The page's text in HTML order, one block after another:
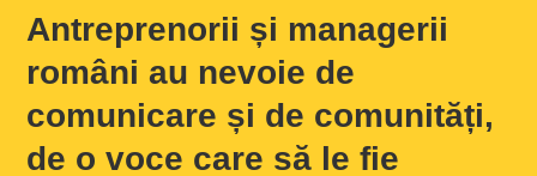
Antreprenorii și managerii
români au nevoie de
comunicare și de comunități,
de o voce care să le fie